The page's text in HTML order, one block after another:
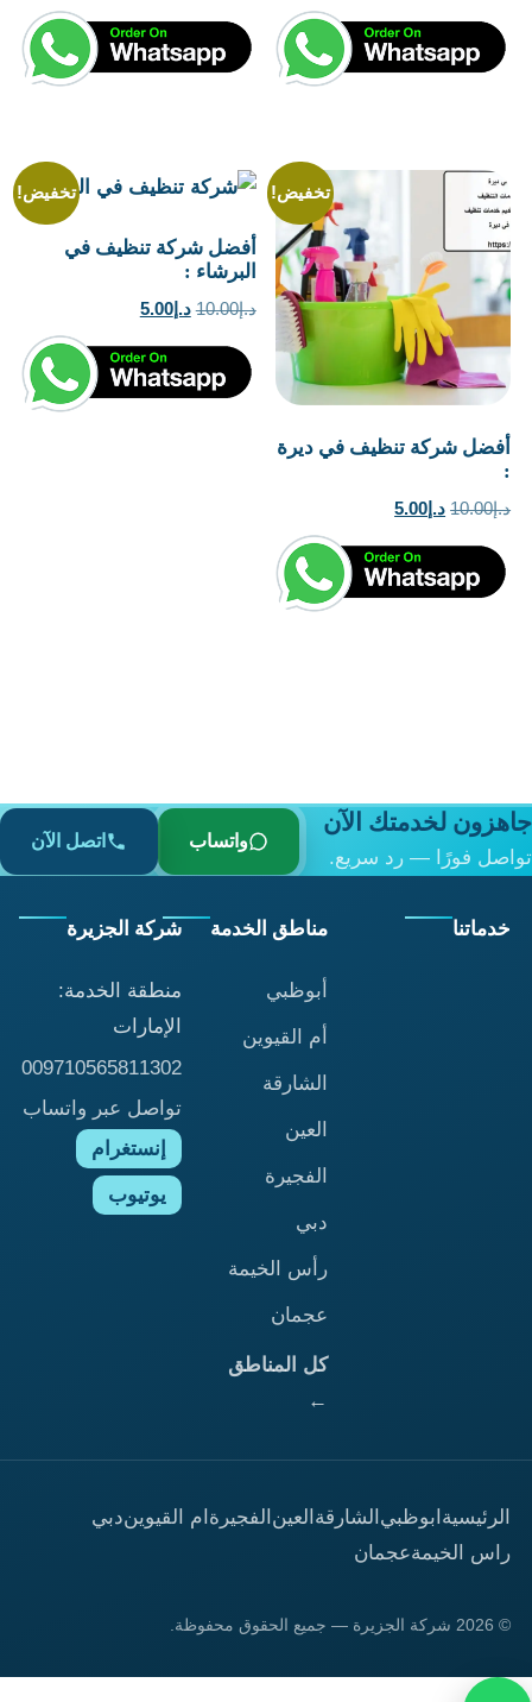
هو:
د.إ10.00.
هو:
د.إ5.00.
هو:
د.إ10.00.
هو:
د.إ5.00.
تخفيض!
أفضل شركة تنظيف في ديرة
:
د.إ10.00 السعر
هو:
د.إ10.00.
د.إ 5.00السعر
هو:
د.إ5.00.
تخفيض!
أفضل شركة تنظيف في
البرشاء :
د.إ10.00 السعر
هو:
د.إ10.00.
د.إ5.00السعر
هو:
د.إ5.00.
جاهزون لخدمتك الآن
تواصل فورًا — رد سريع.
واتساب اتصل الآن
خدماتنا مناطق الخدمة
أبوظبي
أم القيوين
الشارقة
العين
الفجيرة
دبي
رأس الخيمة
عجمان
كل المناطق
←
شركة الجزيرة
منطقة الخدمة:
الإمارات
009710565811302
تواصل عبر واتساب
إنستغرام
يوتيوب
الرئيسية ابوظبي الشارقة العين الفجيرة ام القيويندبي
راس الخيمةعجمان
© 2026 شركة الجزيرة — جميع الحقوق محفوظة.